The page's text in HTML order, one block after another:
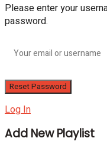
Please enter your
password.
Log In
Add New Playlist